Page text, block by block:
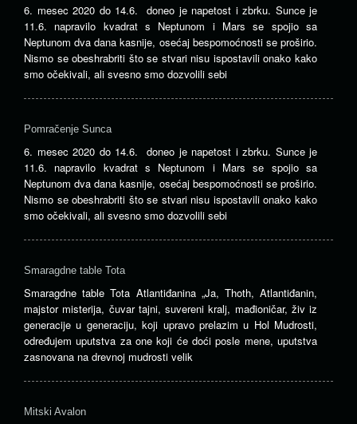
6. mesec 2020 do 14.6. doneo je napetost i zbrku. Sunce je
11.6. napravilo kvadrat s Neptunom i Mars se spojio sa
Neptunom dva dana kasnije, osećaj bespomoćnosti se proširio.
Nismo se obeshrabriti što se stvari nisu ispostavili onako kako
smo očekivali, ali svesno smo dozvolili sebi
Pomračenje Sunca
6. mesec 2020 do 14.6. doneo je napetost i zbrku. Sunce je
11.6. napravilo kvadrat s Neptunom i Mars se spojio sa
Neptunom dva dana kasnije, osećaj bespomoćnosti se proširio.
Nismo se obeshrabriti što se stvari nisu ispostavili onako kako
smo očekivali, ali svesno smo dozvolili sebi
Smaragdne table Tota
Smaragdne table Tota Atlantiđanina „Ja, Thoth, Atlantiđanin,
majstor misterija, čuvar tajni, suvereni kralj, mađioničar, živ iz
generacije u generaciju, koji upravo prelazim u Hol Mudrosti,
određujem uputstva za one koji će doći posle mene, uputstva
zasnovana na drevnoj mudrosti velik
Mitski Avalon